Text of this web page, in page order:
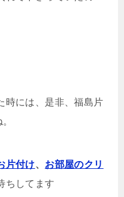
時には、是非、福島片
片付け、 お部屋のクリ
ちしてます